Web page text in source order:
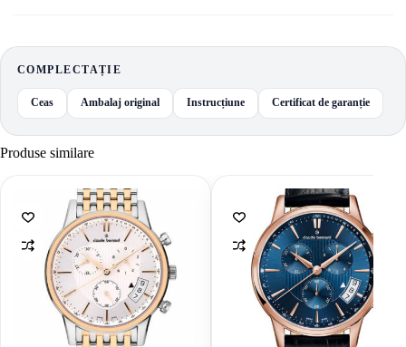
COMPLECTAȚIE
Ceas Ambalaj original Instrucțiune Certificat de garanție
Produse similare